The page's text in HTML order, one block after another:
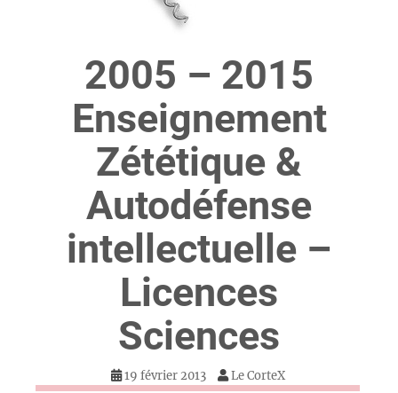
2005 – 2015
Enseignement
Zététique &
Autodéfense
intellectuelle –
Licences
Sciences
19 février 2013 Le CorteX